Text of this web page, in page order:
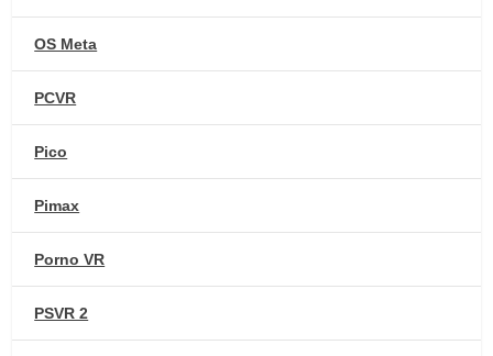
OS Meta
PCVR
Pico
Pimax
Porno VR
PSVR 2